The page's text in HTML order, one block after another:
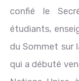
confié le
étudiants,
du Sommet sur
qui a débuté